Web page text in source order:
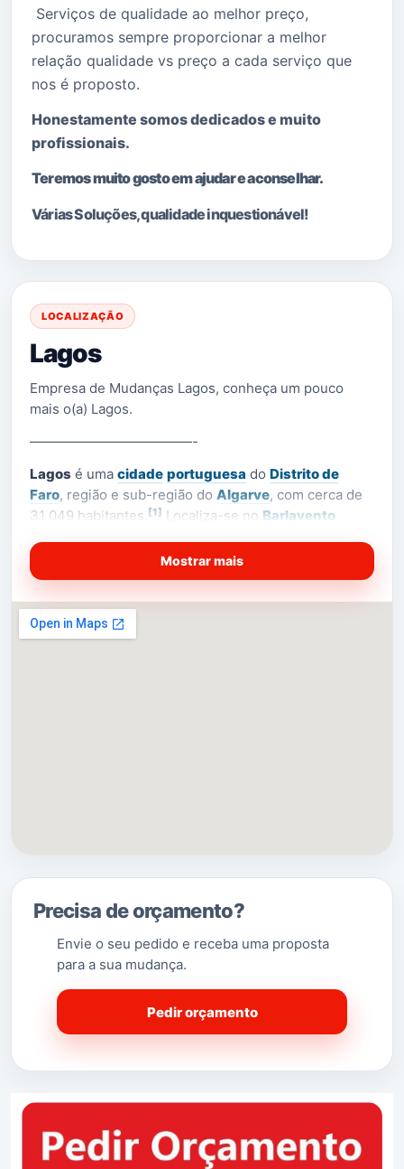
Serviços de qualidade ao melhor preço,
procuramos sempre proporcionar a melhor
relação qualidade vs preço a cada serviço que
nos é proposto.
Honestamente somos dedicados e muito
profissionais.
Teremos muito gosto em ajudar e aconselhar.
Várias Soluções, qualidade inquestionável!
LOCALIZAÇÃO
Lagos
Empresa de Mudanças Lagos, conheça um pouco
mais o(a) Lagos.
————————————-
Lagos é uma cidade portuguesa do Distrito de
Faro, região e sub-região do Algarve, com cerca de
31 049 habitantes. [1] Localiza-se no Barlavento
É sede de um
municípiocom 212,99 km² de área
4freguesias.[5]O município é limitado a norte
porMonchique
cidade, trabalhando sobretudo nos serviços e
indústria turística. O centro histórico é praticamente
todo pedonal, proporcionando uma vasta oferta de
estabelecimentos comerciais, restaurantes, bares ou
cafés a visitar.
(Saber Mais…)
Mostrar mais
Precisa de orçamento?
Envie o seu pedido e receba uma proposta
para a sua mudança.
Pedir orçamento